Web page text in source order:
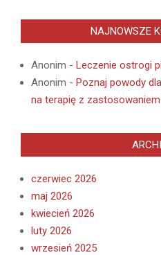
NAJNOWSZE
Anonim - Leczenie ostrogi
Anonim - Poznaj powody
na terapię z
czerwiec 2026
maj 2026
kwiecień 2026
luty 2026
wrzesień 2025